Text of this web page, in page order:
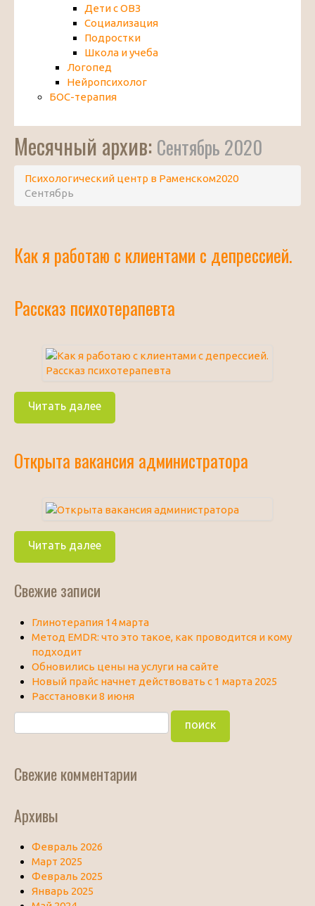
Дети с ОВЗ
Социализация
Подростки
Школа и учеба
Логопед
Нейропсихолог
БОС-терапия
Месячный архив: Сентябрь 2020
Психологический центр в Раменском2020
Сентябрь
Как я работаю с клиентами с депрессией.
Рассказ психотерапевта
Читать далее
Открыта вакансия администратора
Читать далее
Свежие записи
Глинотерапия 14 марта
Метод EMDR: что это такое, как проводится и кому
подходит
Обновились цены на услуги на сайте
Новый прайс начнет действовать с 1 марта 2025
Расстановки 8 июня
Свежие комментарии
Архивы
Февраль 2026
Март 2025
Февраль 2025
Январь 2025